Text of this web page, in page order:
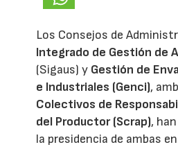
Los Consejos de
Integrado de Gestión de
(Sigaus) y Gestión de
e Industriales (Genci),
Colectivos de
del Productor (Scrap),
la presidencia de ambas